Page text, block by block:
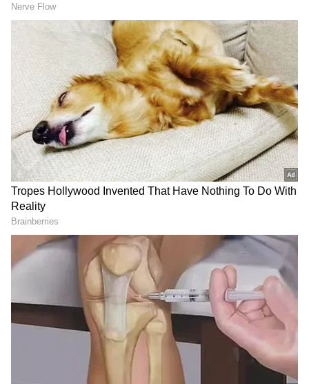
தமிழ்நாட்டில் இருந்து, குறிப்பாக
சென்னையில் இருந்து குடும்பத்தோடு மிகக்
குறைந்த செலவில், எந்தவித டென்ஷனும்
இல்லாமல் 1 நாளில் திருப்பதி சென்று வர
ஐ.ஆர்.சி.டி.சி (IRCTC) ஒரு அசத்தலான
'சென்னை - திருப்பதி ஒரு நாள் பேருந்து
சுற்றுலா தொகுப்பை' வழங்குகிறது.
ஏசியாநெட் தமிழ்-ஐ உங்கள் முதன்மைத்
தேர்வாக்குங்கள்